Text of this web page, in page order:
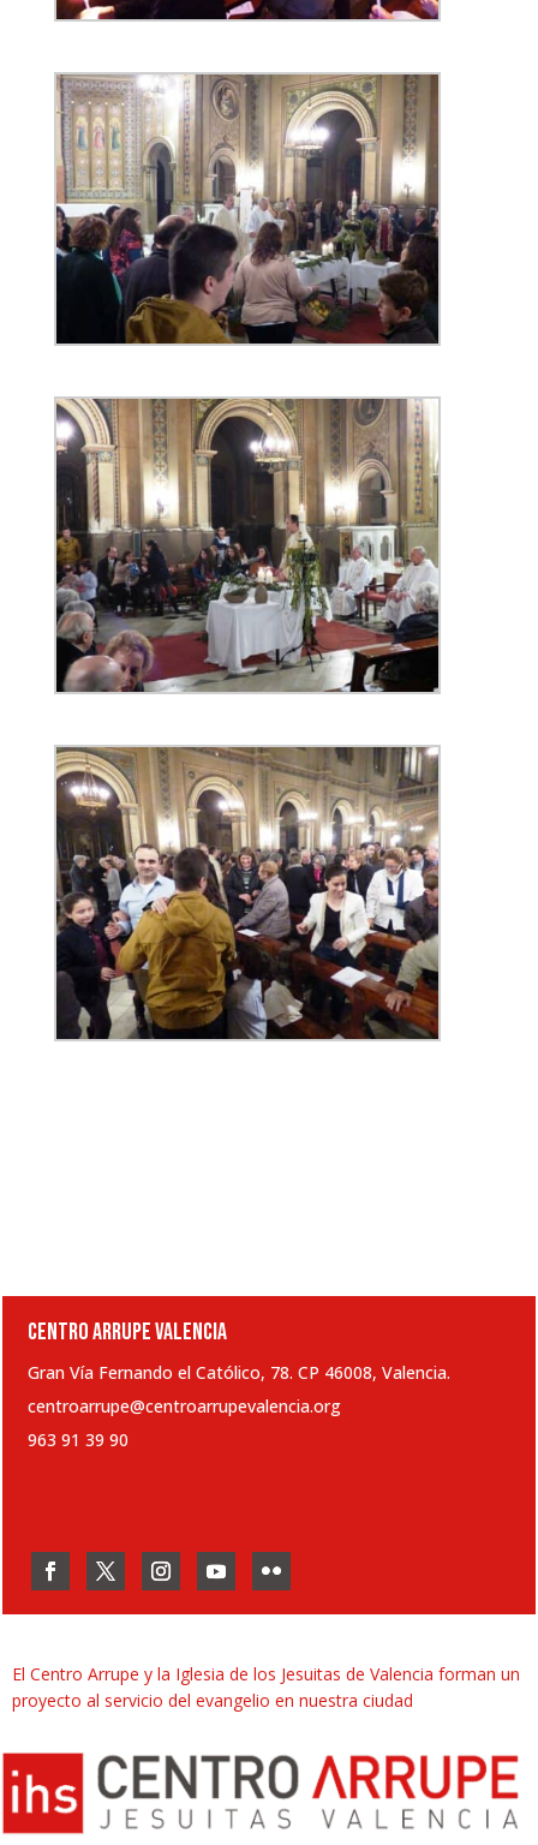
CENTRO ARRUPE VALENCIA
Gran Vía Fernando el Católico, 78. CP 46008, Valencia.
centroarrupe@centroarrupevalencia.org
963 91 39 90
El Centro Arrupe y la Iglesia de los Jesuitas de Valencia forman un
proyecto al servicio del evangelio en nuestra ciudad